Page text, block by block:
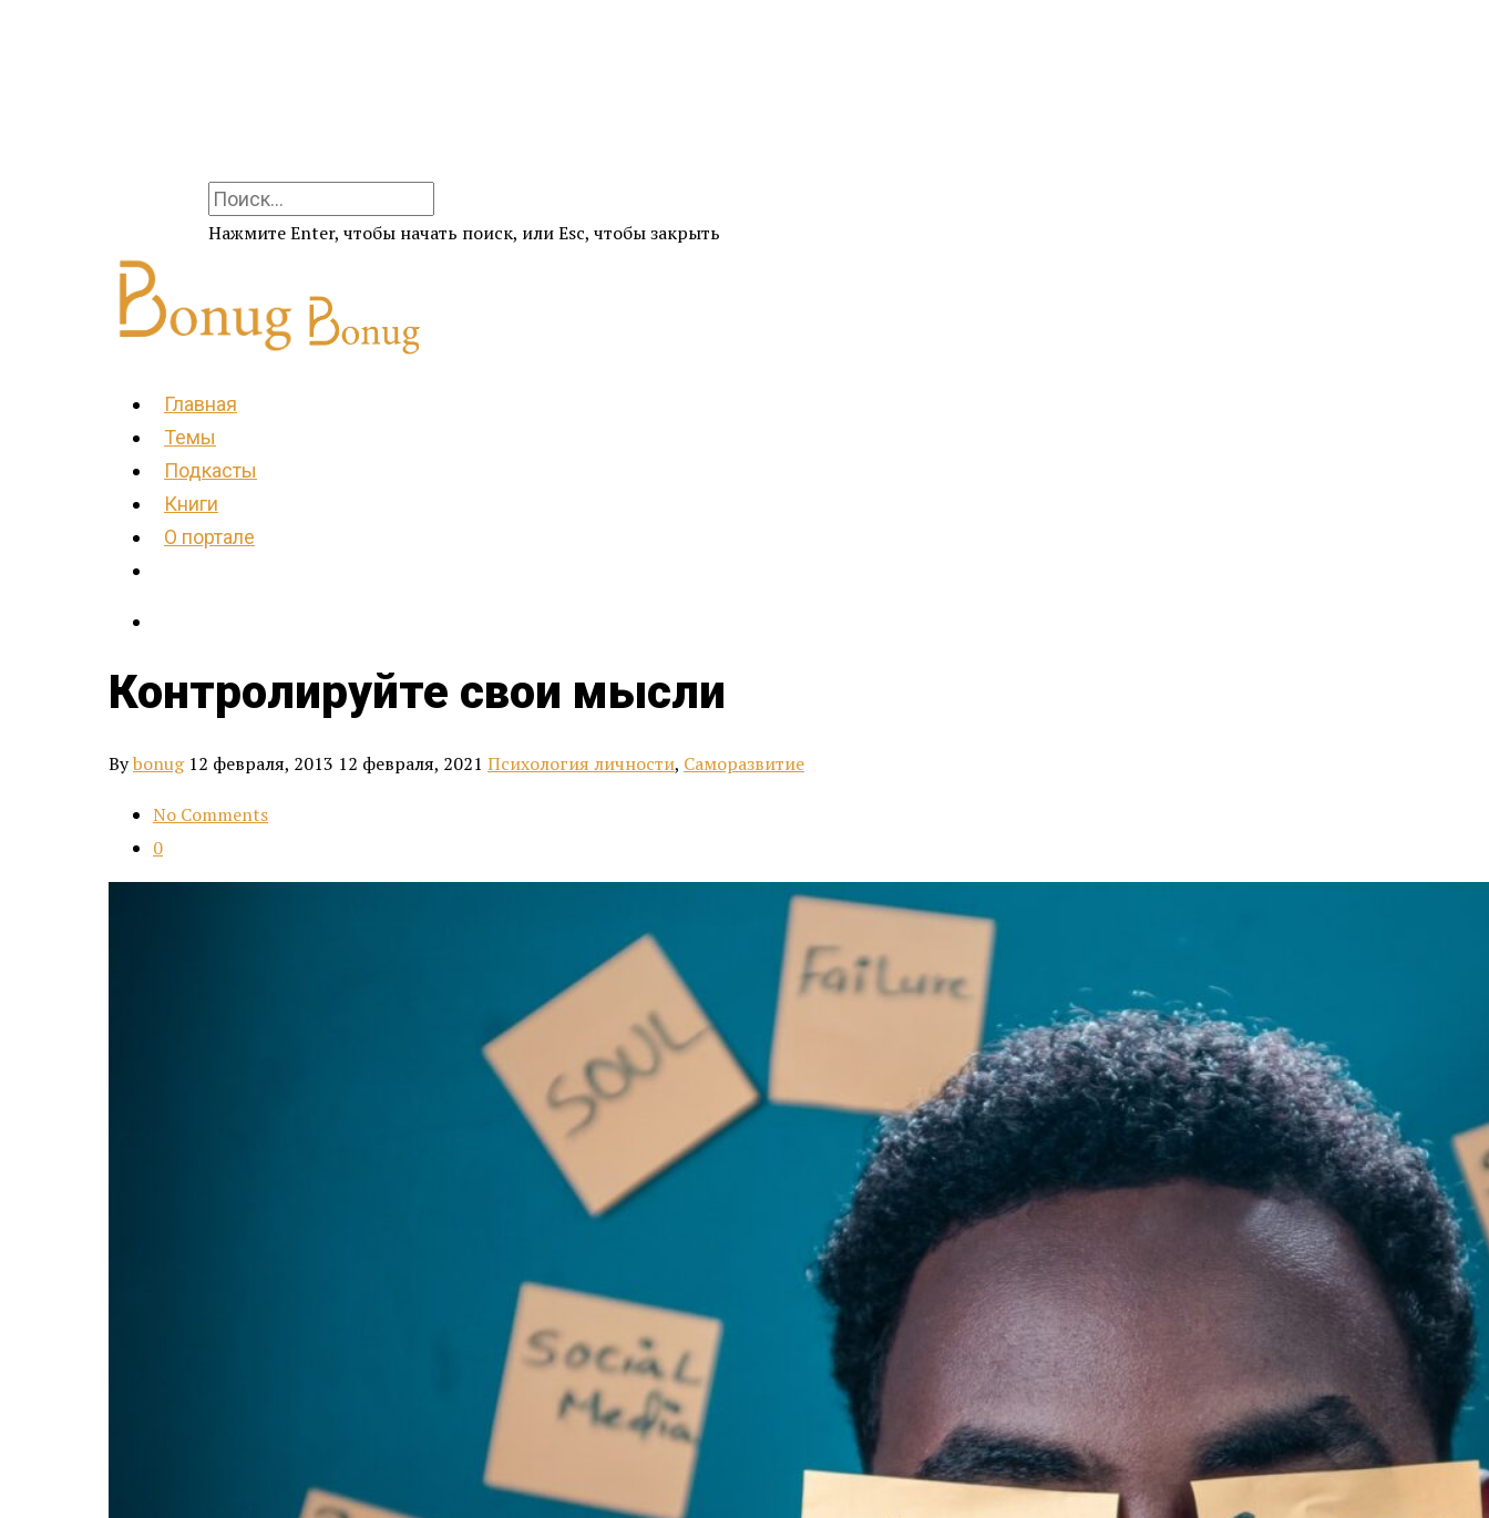
Нажмите Enter, чтобы начать поиск, или Esc, чтобы закрыть
Главная
Темы
Подкасты
Книги
О портале
Контролируйте свои мысли
Bybonug 12 февраля, 2013 12 февраля, 2021 Психология личности, Саморазвитие
No Comments
0